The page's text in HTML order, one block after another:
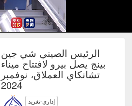
الرئيس الصيني شي جين
بينج يصل بيرو لافتتاح ميناء
تشانكاي العملاق، نوفمبر
2024
إداري-تغريد